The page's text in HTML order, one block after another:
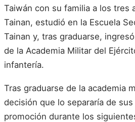
Taiwán con su familia a los tres
Tainan, estudió en la Escuela
Tainan y, tras graduarse,
de la Academia Militar del
infantería.
Tras graduarse de la academia
decisión que lo separaría de
promoción durante los